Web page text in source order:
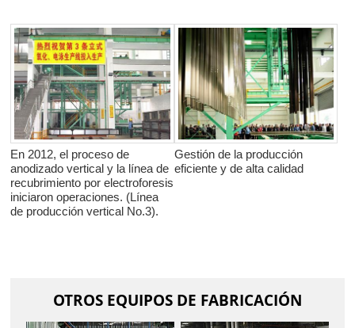
En 2012, el proceso de
anodizado vertical y la línea de
recubrimiento por electroforesis
iniciaron operaciones. (Línea
de producción vertical No.3).
Gestión de la producción
eficiente y de alta calidad
OTROS EQUIPOS DE FABRICACIÓN